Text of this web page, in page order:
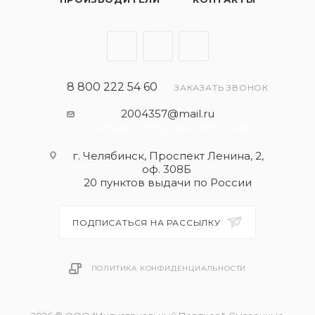
8 800 222 54 60 ЗАКАЗАТЬ ЗВОНОК
2004357@mail.ru
г. Челябинск, Проспект Ленина, 2,
оф. 308Б
20 пунктов выдачи по России
ПОДПИСАТЬСЯ НА РАССЫЛКУ
ПОЛИТИКА КОНФИДЕНЦИАЛЬНОСТИ